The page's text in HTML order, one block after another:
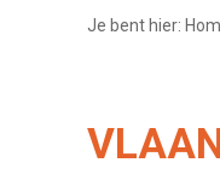
Je bent hier: